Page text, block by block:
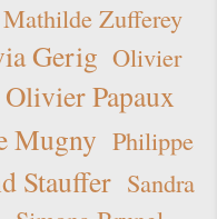
Mathilde Zufferey
Gerig Olivier
Olivier Papaux
Mugny Philippe
Stauffer Sandra